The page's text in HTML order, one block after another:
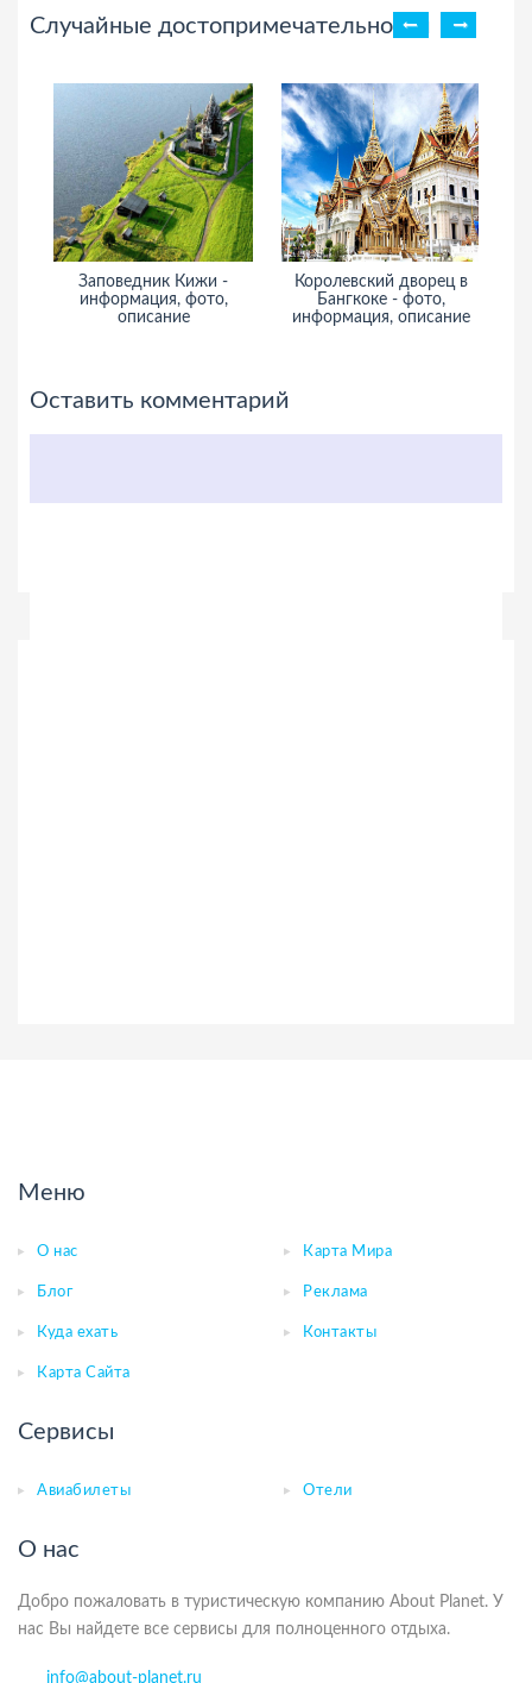
Случайные достопримечательности
Заповедник Кижи -
информация, фото,
описание
Королевский дворец в
Бангкоке - фото,
информация, описание
Оставить комментарий
Меню
О нас Карта Мира
Блог Реклама
Куда ехать Контакты
Карта Сайта
Сервисы
Авиабилеты Отели
О нас
Добро пожаловать в туристическую компанию About Planet. У
нас Вы найдете все сервисы для полноценного отдыха.
info@about-planet.ru